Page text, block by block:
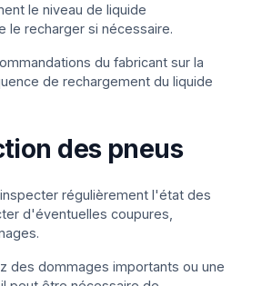
le niveau de liquide
le recharger si nécessaire.
du fabricant sur la
de rechargement du liquide
des pneus
régulièrement l'état des
d'éventuelles coupures,
des dommages importants ou une